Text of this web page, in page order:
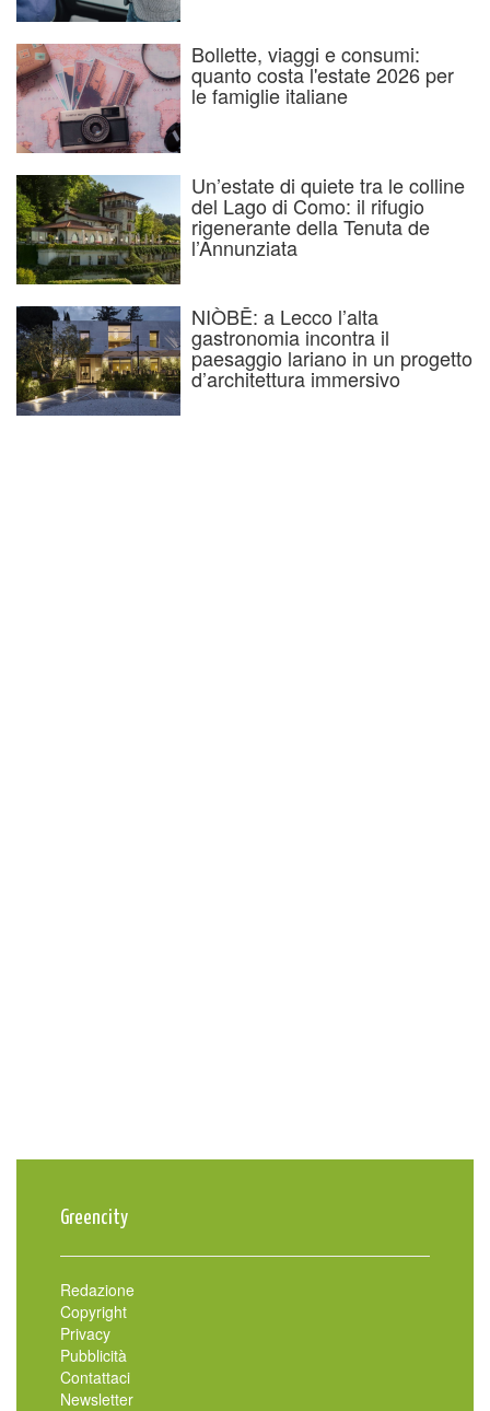
Bollette, viaggi e consumi:
quanto costa l'estate 2026 per
le famiglie italiane
Un’estate di quiete tra le colline
del Lago di Como: il rifugio
rigenerante della Tenuta de
l’Annunziata
NIÒBĒ: a Lecco l’alta
gastronomia incontra il
paesaggio lariano in un progetto
d’architettura immersivo
Greencity
Redazione
Copyright
Privacy
Pubblicità
Contattaci
Newsletter